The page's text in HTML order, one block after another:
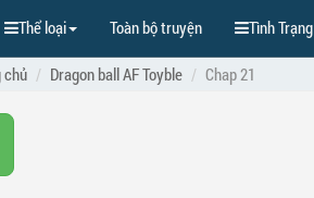
Thể loại Toàn bộ truyện Tình Trạng
chủ Dragon ball AF Toyble Chap 21